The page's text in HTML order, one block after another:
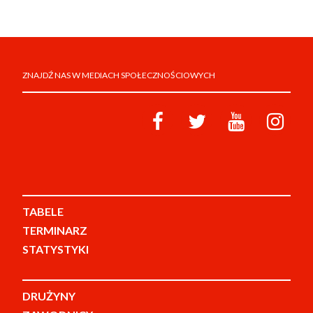
ZNAJDŹ NAS W MEDIACH SPOŁECZNOŚCIOWYCH
TABELE
TERMINARZ
STATYSTYKI
DRUŻYNY